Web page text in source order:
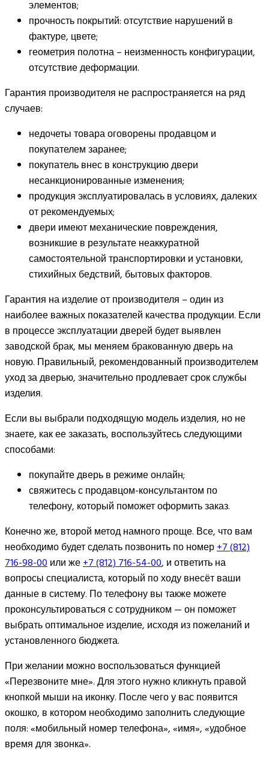
элементов;
прочность покрытий: отсутствие нарушений в
фактуре, цвете;
геометрия полотна – неизменность конфигурации,
отсутствие деформации.
Гарантия производителя не распространяется на ряд
случаев:
недочеты товара оговорены продавцом и
покупателем заранее;
покупатель внес в конструкцию двери
несанкционированные изменения;
продукция эксплуатировалась в условиях, далеких
от рекомендуемых;
двери имеют механические повреждения,
возникшие в результате неаккуратной
самостоятельной транспортировки и установки,
стихийных бедствий, бытовых факторов.
Гарантия на изделие от производителя – один из
наиболее важных показателей качества продукции. Если
в процессе эксплуатации дверей будет выявлен
заводской брак, мы меняем бракованную дверь на
новую. Правильный, рекомендованный производителем
уход за дверью, значительно продлевает срок службы
изделия.
Если вы выбрали подходящую модель изделия, но не
знаете, как ее заказать, воспользуйтесь следующими
способами:
покупайте дверь в режиме онлайн;
свяжитесь с продавцом-консультантом по
телефону, который поможет оформить заказ.
Конечно же, второй метод намного проще. Все, что вам
необходимо будет сделать позвонить по номер+7 (812)
716-98-00или же+7 (812) 716-54-00, и ответить на
вопросы специалиста, который по ходу внесёт ваши
данные в систему. По телефону вы также можете
проконсультироваться с сотрудником — он поможет
выбрать оптимальное изделие, исходя из пожеланий и
установленного бюджета.
При желании можно воспользоваться функцией
«Перезвоните мне». Для этого нужно кликнуть правой
кнопкой мыши на иконку. После чего у вас появится
окошко, в котором необходимо заполнить следующие
поля: «мобильный номер телефона», «имя», «удобное
время для звонка».